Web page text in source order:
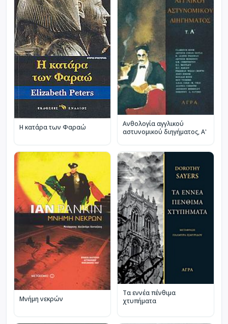
Η κατάρα των Φαραώ
Ανθολογία αγγλικού
αστυνομικού διηγήματος, Α'
Μνήμη νεκρών
Τα εννέα πένθιμα
χτυπήματα